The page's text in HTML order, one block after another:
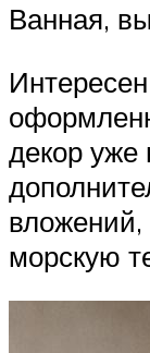
Ванная,
декор уже
вложений,
морскую